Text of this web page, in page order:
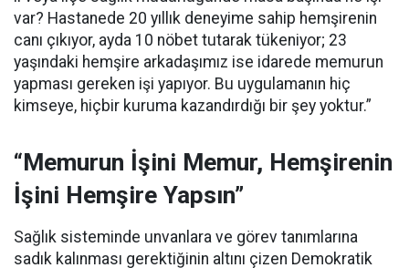
var? Hastanede 20 yıllık deneyime sahip hemşirenin
canı çıkıyor, ayda 10 nöbet tutarak tükeniyor; 23
yaşındaki hemşire arkadaşımız ise idarede memurun
yapması gereken işi yapıyor. Bu uygulamanın hiç
kimseye, hiçbir kuruma kazandırdığı bir şey yoktur.”
“Memurun İşini Memur, Hemşirenin
İşini Hemşire Yapsın”
Sağlık sisteminde unvanlara ve görev tanımlarına
sadık kalınması gerektiğinin altını çizen Demokratik